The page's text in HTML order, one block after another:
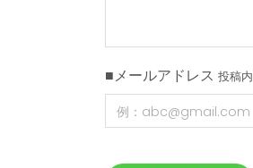
■メールアドレス 投稿